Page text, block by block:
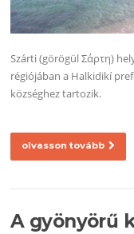
Szárti (görögül Σάρτη)
régiójában a Halkidikí
községhez tartozik.
olvasson tovább
A gyönyörű